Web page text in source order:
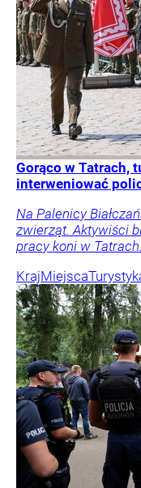
Gorąco w Tatrach,
interweniować
Na Palenicy
zwierząt. Aktywiści
pracy koni w Tatrach.
KrajMiejsca